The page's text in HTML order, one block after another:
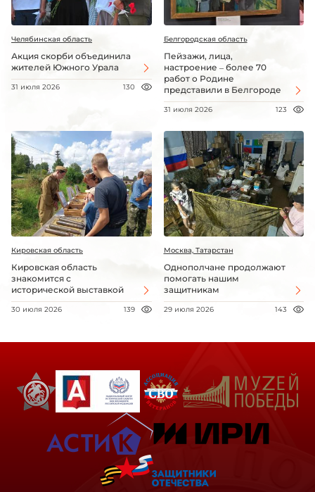
Челябинская область
Акция скорби объединила
жителей Южного Урала
31 июля 2026 130
Белгородская область
Пейзажи, лица,
настроение – более 70
работ о Родине
представили в Белгороде
31 июля 2026 123
Кировская область
Кировская область
знакомится с
исторической выставкой
30 июля 2026 139
Москва, Татарстан
Однополчане продолжают
помогать нашим
защитникам
29 июля 2026 143